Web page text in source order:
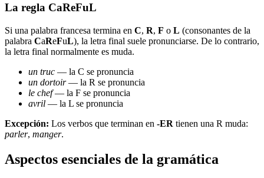
La regla CaReFuL
Si una palabra francesa termina en C, R, F o L (consonantes de la
palabra CaReFuL), la letra final suele pronunciarse. De lo contrario,
la letra final normalmente es muda.
un truc — la C se pronuncia
un dortoir— la R se pronuncia
le chef— la F se pronuncia
avril — la L se pronuncia
Excepción: Los verbos que terminan en -ER tienen una R muda:
parler, manger.
Aspectos esenciales de la gramática